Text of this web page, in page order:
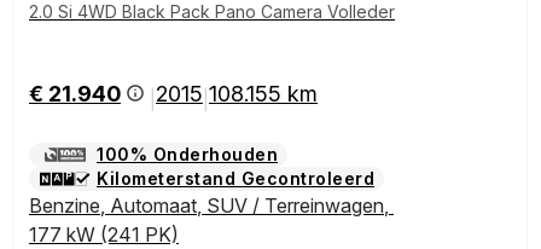
2.0 Si 4WD Black Pack Pano Camera Volleder
€ 21.940 2015 108.155 km
100% Onderhouden
Kilometerstand Gecontroleerd
Benzine, Automaat, SUV / Terreinwagen,
177 kW (241 PK)